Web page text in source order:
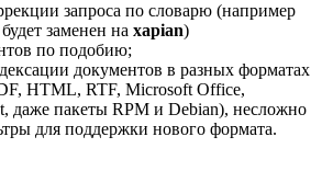
запроса по словарю (например
будет заменен на xapian)
по подобию;
документов в разных форматах
HTML, RTF, Microsoft Office,
даже пакеты RPM и Debian), несложно
для поддержки нового формата.